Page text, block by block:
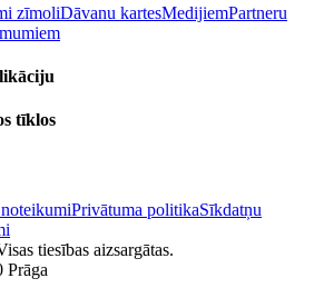
zīmoliDāvanu kartesMedijiemPartneru
tīklos
Privātuma politikaSīkdatņu
tiesības aizsargātas.
Prāga